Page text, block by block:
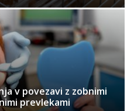
v povezavi z zobnimi
prevlekami